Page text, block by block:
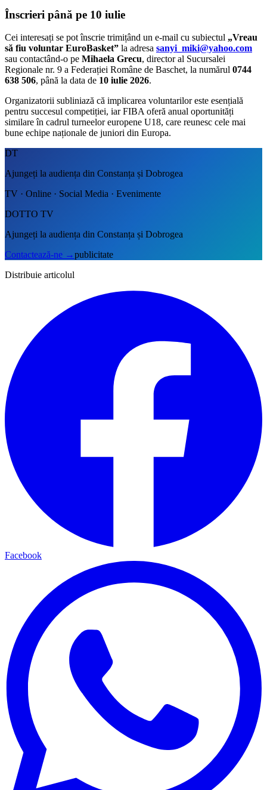
Înscrieri până pe 10 iulie
Cei interesați se pot înscrie trimițând un e-mail cu subiectul „Vreau
să fiu voluntar EuroBasket” la adresa sanyi_miki@yahoo.com
sau contactând-o pe Mihaela Grecu, director al Sucursalei
Regionale nr. 9 a Federației Române de Baschet, la numărul 0744
638 506, până la data de 10 iulie 2026.
Organizatorii subliniază că implicarea voluntarilor este esențială
pentru succesul competiției, iar FIBA oferă anual oportunități
similare în cadrul turneelor europene U18, care reunesc cele mai
bune echipe naționale de juniori din Europa.
DT
Ajungeți la audiența din Constanța și Dobrogea
TV · Online · Social Media · Evenimente
DOTTO TV
Ajungeți la audiența din Constanța și Dobrogea
Contactează-ne →publicitate
Distribuie articolul
Facebook